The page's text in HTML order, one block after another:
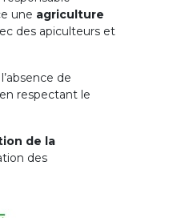
une agriculture
des apiculteurs et
de
respectant le
de la
des